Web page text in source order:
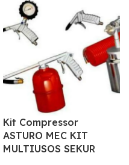
Kit Compressor
ASTURO MEC KIT
MULTIUSOS SEKUR